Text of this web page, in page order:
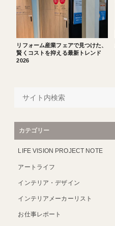
リフォーム産業フェアで見つけた、
賢くコストを抑える最新トレンド
2026
カテゴリー
LIFE VISION PROJECT NOTE
アートライフ
インテリア・デザイン
インテリアメーカーリスト
お仕事レポート